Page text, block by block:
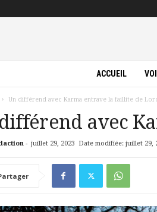
ACCUEIL
Un différend avec Karma entrave la faillite de
avec
- juillet 29, 2023 Date modifiée: juillet 29,